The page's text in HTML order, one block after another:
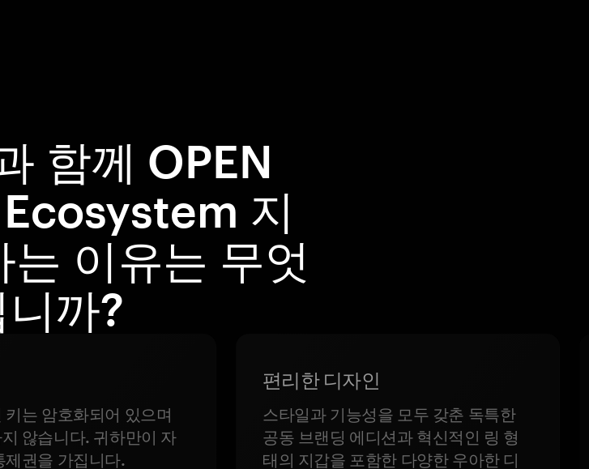
함께 OPEN
지
이유는 무엇
니까?
키는 암호화되어 있으며
않습니다. 귀하만이 자
제권을 가집니다.
편리한 디자인
스타일과 기능성을 모두 갖춘 독특한
공동 브랜딩 에디션과 혁신적인 링 형
태의 지갑을 포함한 다양한 우아한 디